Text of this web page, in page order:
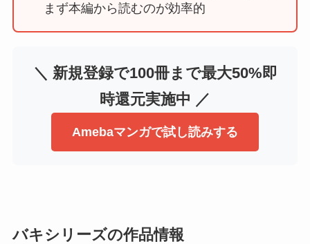
まず本編から読むのが効率的
＼ 新規登録で100冊まで最大50%即
時還元実施中 ／
Amebaマンガで試し読みする
バキシリーズの作品情報